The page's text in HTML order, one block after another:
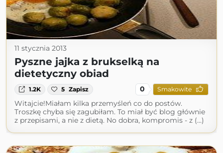
11 stycznia 2013
Pyszne jajka z brukselką na
dietetyczny obiad
1.2K 5 Zapisz 0 Smakowite
Witajcie!Miałam kilka przemyśleń co do postów.
Troszkę chyba się zagubiłam. To miał być blog głównie
z przepisami, a nie z dietą. No dobra, kompromis - z (...)